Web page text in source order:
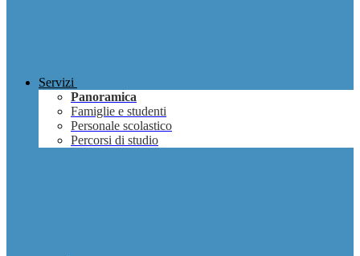
Servizi
Panoramica
Famiglie e studenti
Personale scolastico
Percorsi di studio